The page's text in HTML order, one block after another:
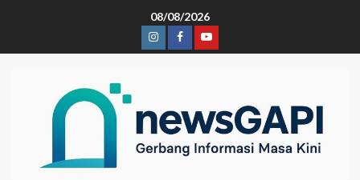
08/08/2026